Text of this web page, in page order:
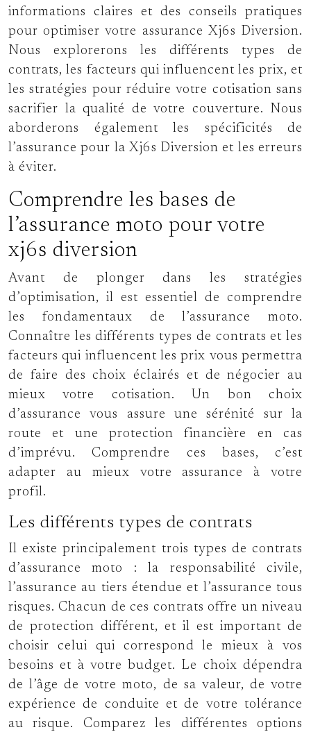
informations claires et des conseils pratiques
pour optimiser votre assurance Xj6s Diversion.
Nous explorerons les différents types de
contrats, les facteurs qui influencent les prix, et
les stratégies pour réduire votre cotisation sans
sacrifier la qualité de votre couverture. Nous
aborderons également les spécificités de
l’assurance pour la Xj6s Diversion et les erreurs
à éviter.
Comprendre les bases de
l’assurance moto pour votre
xj6s diversion
Avant de plonger dans les stratégies
d’optimisation, il est essentiel de comprendre
les fondamentaux de l’assurance moto.
Connaître les différents types de contrats et les
facteurs qui influencent les prix vous permettra
de faire des choix éclairés et de négocier au
mieux votre cotisation. Un bon choix
d’assurance vous assure une sérénité sur la
route et une protection financière en cas
d’imprévu. Comprendre ces bases, c’est
adapter au mieux votre assurance à votre
profil.
Les différents types de contrats
Il existe principalement trois types de contrats
d’assurance moto : la responsabilité civile,
l’assurance au tiers étendue et l’assurance tous
risques. Chacun de ces contrats offre un niveau
de protection différent, et il est important de
choisir celui qui correspond le mieux à vos
besoins et à votre budget. Le choix dépendra
de l’âge de votre moto, de sa valeur, de votre
expérience de conduite et de votre tolérance
au risque. Comparez les différentes options